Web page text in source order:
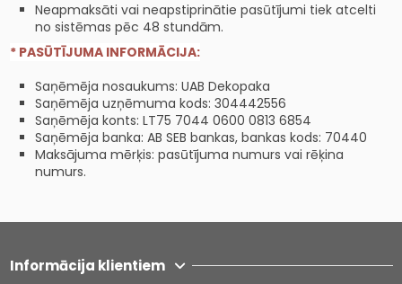
Neapmaksāti vai neapstiprinātie pasūtījumi tiek atcelti
no sistēmas pēc 48 stundām.
* PASŪTĪJUMA INFORMĀCIJA:
Saņēmēja nosaukums: UAB Dekopaka
Saņēmēja uzņēmuma kods: 304442556
Saņēmēja konts: LT75 7044 0600 0813 6854
Saņēmēja banka: AB SEB bankas, bankas kods: 70440
Maksājuma mērķis: pasūtījuma numurs vai rēķina
numurs.
Informācija klientiem